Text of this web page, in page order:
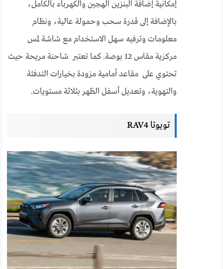
إمكانية إضافة البنزين الهجين والكهرباء بالكامل،
بالإضافة إلى قدرة سحب وحمولة عالية، ونظام
معلومات وترفيه سهل الاستخدام مع شاشة لمس
مركزية مقاس 12 بوصة. كما تعتبر شاحنة مريحة حيث
تحتوي على مقاعد أمامية مزودة بخيارات التدفئة
والتهوية، وتعديل أسفل الظهر بثلاثة مستويات.
تويوتا RAV4